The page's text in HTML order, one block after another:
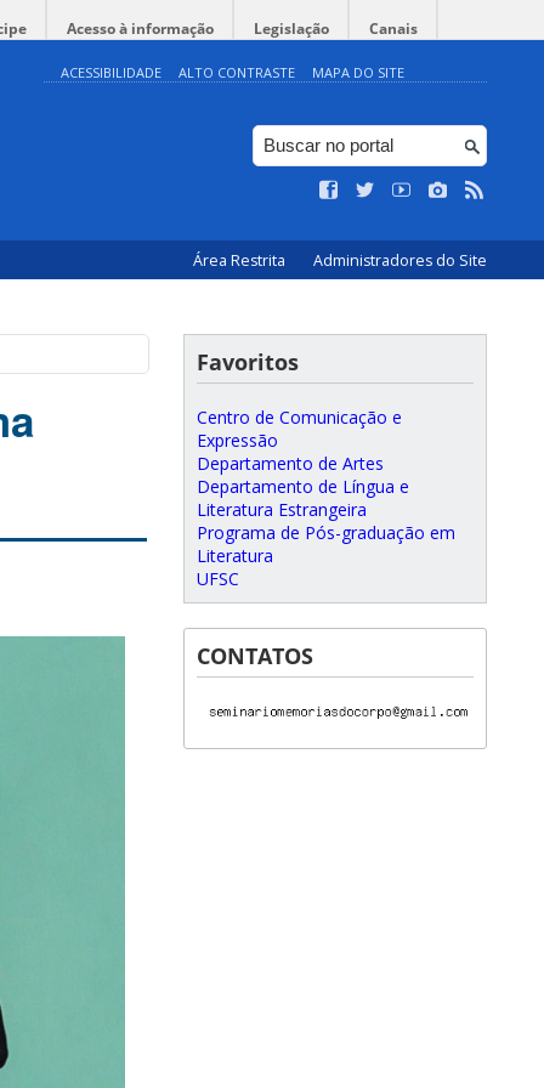
Acesso à informação Legislação Canais
ACESSIBILIDADE ALTO CONTRASTE MAPA DO SITE
Área Restrita Administradores do Site
Favoritos
Centro de Comunicação e
Expressão
Departamento de Artes
Departamento de Língua e
Literatura Estrangeira
Programa de Pós-graduação em
Literatura
UFSC
CONTATOS